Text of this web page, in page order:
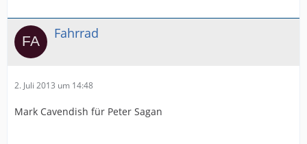
Fahrrad
2. Juli 2013 um 14:48
Mark Cavendish für Peter Sagan